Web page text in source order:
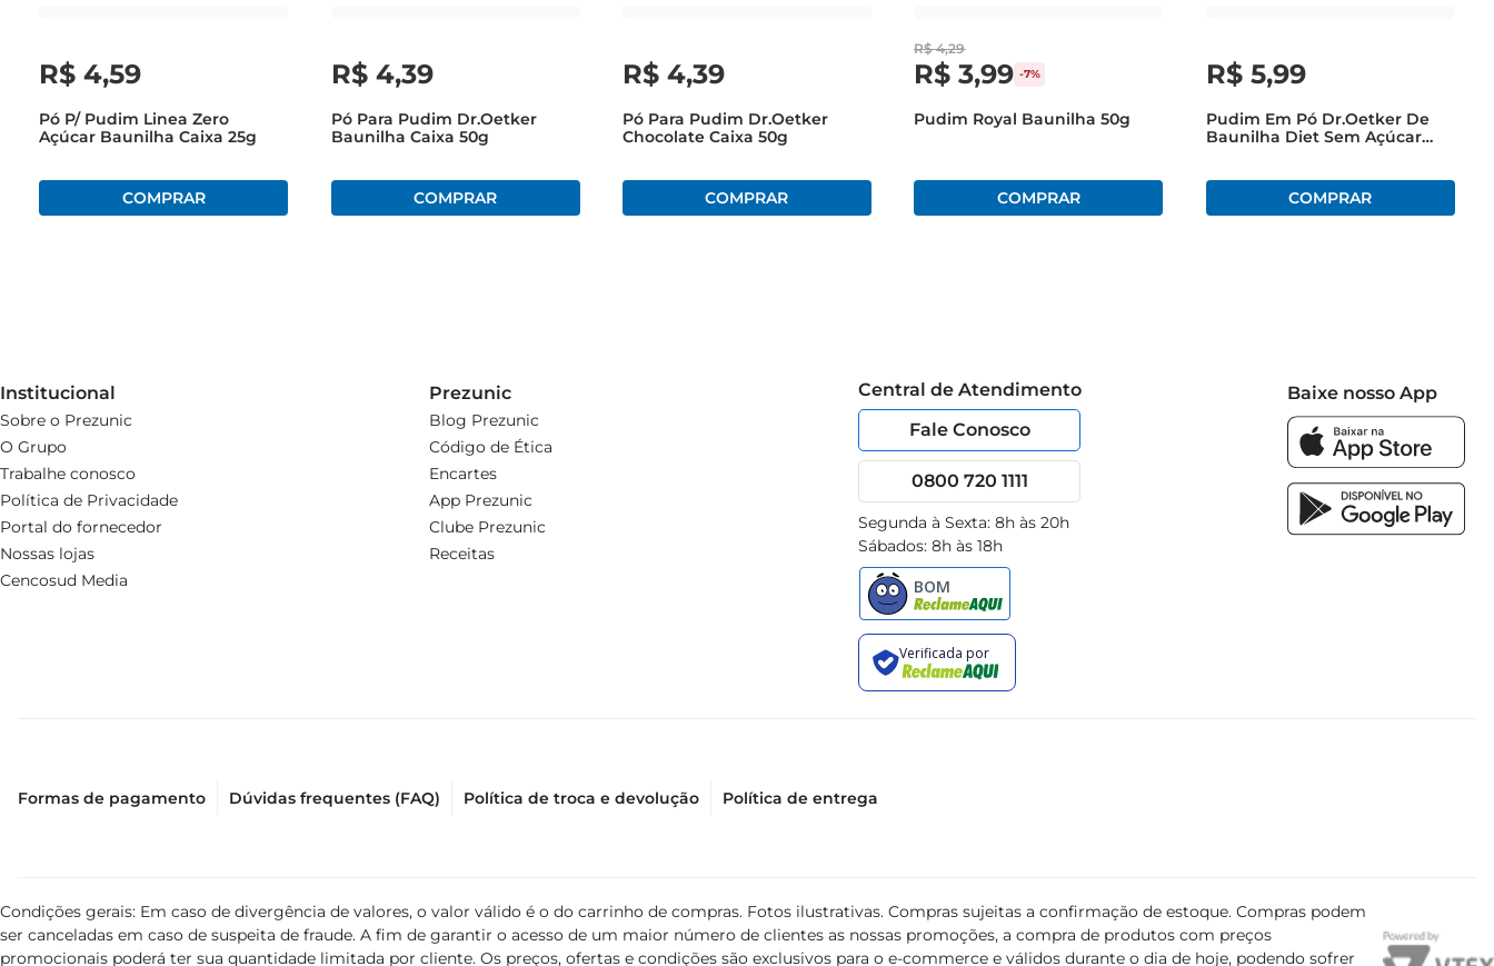
R$ 4,59
Pó P/ Pudim Linea Zero
Açúcar Baunilha Caixa 25g
R$ 4,39
Pó Para Pudim Dr.Oetker
Baunilha Caixa 50g
R$ 4,39
Pó Para Pudim Dr.Oetker
Chocolate Caixa 50g
R$ 4,29
R$ 3,99 -7%
Pudim Royal Baunilha 50g
R$ 5,99
Pudim Em Pó Dr.Oetker De
Baunilha Diet Sem Açúcar
Institucional
Sobre o Prezunic
O Grupo
Trabalhe conosco
Política de Privacidade
Portal do fornecedor
Nossas lojas
Cencosud Media
Prezunic
Blog Prezunic
Código de Ética
Encartes
App Prezunic
Clube Prezunic
Receitas
Central de Atendimento
Fale Conosco
0800 720 1111
Segunda à Sexta: 8h às 20h
Sábados: 8h às 18h
Baixe nosso App
Formas de pagamento Dúvidas frequentes (FAQ) Política de troca e devolução Política de entrega
Condições gerais: Em caso de divergência de valores, o valor válido é o do carrinho de compras. Fotos ilustrativas. Compras sujeitas a confirmação de estoque. Compras podem
ser canceladas em caso de suspeita de fraude. A fim de garantir o acesso de um maior número de clientes as nossas promoções, a compra de produtos com preços
promocionais poderá ter sua quantidade limitada por cliente. Os preços, ofertas e condições são exclusivos para o e-commerce e válidos durante o dia de hoje, podendo sofrer